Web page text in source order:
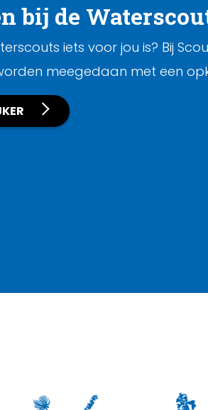
bij de
iets voor jou is? Bij
meegedaan met een